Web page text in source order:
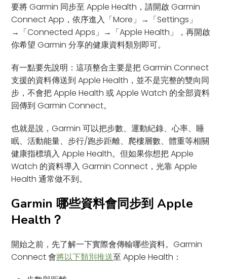
要將 Garmin 同步至 Apple Health，請開啟 Garmin
Connect App，依序進入「More」→「Settings」
→「Connected Apps」→「Apple Health」，再開啟
你希望 Garmin 分享的健康資料類別即可。
有一點要先說明：這項整合主要是把 Garmin Connect
支援的資料傳送到 Apple Health，並不是完整的雙向同
步，不會把 Apple Health 或 Apple Watch 的全部資料
回傳到 Garmin Connect。
也就是說，Garmin 可以把步數、運動紀錄、心率、睡
眠、活動能量、步行/跑步距離、爬樓層數、體重等相關
健康指標填入 Apple Health。但如果你想把 Apple
Watch 的資料導入 Garmin Connect，光靠 Apple
Health 通常做不到。
Garmin 哪些資料會同步到 Apple
Health？
開始之前，先了解一下實際會傳輸哪些資料。Garmin
Connect 會將以下類別推送至 Apple Health：